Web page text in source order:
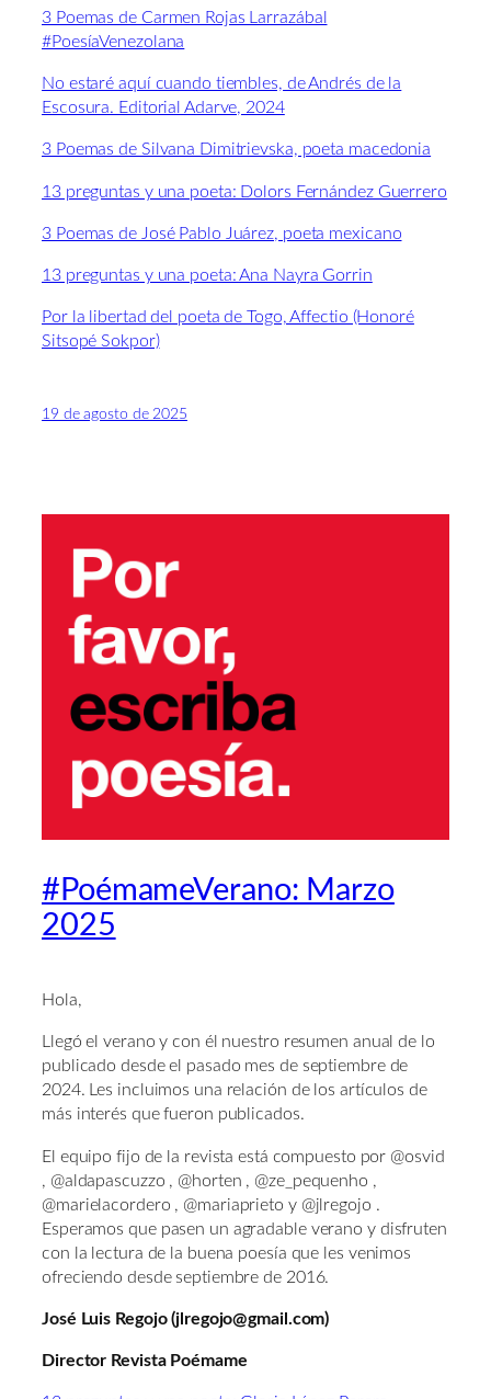
3 Poemas de Carmen Rojas Larrazábal
#PoesíaVenezolana
No estaré aquí cuando tiembles, de Andrés de la
Escosura. Editorial Adarve, 2024
3 Poemas de Silvana Dimitrievska, poeta macedonia
13 preguntas y una poeta: Dolors Fernández Guerrero
3 Poemas de José Pablo Juárez, poeta mexicano
13 preguntas y una poeta: Ana Nayra Gorrin
Por la libertad del poeta de Togo, Affectio (Honoré
Sitsopé Sokpor)
19 de agosto de 2025
#PoémameVerano: Marzo
2025
Hola,
Llegó el verano y con él nuestro resumen anual de lo
publicado desde el pasado mes de septiembre de
2024. Les incluimos una relación de los artículos de
más interés que fueron publicados.
El equipo fijo de la revista está compuesto por @osvid
, @aldapascuzzo , @horten , @ze_pequenho ,
@marielacordero , @mariaprieto y @jlregojo .
Esperamos que pasen un agradable verano y disfruten
con la lectura de la buena poesía que les venimos
ofreciendo desde septiembre de 2016.
José Luis Regojo (jlregojo@gmail.com)
Director Revista Poémame